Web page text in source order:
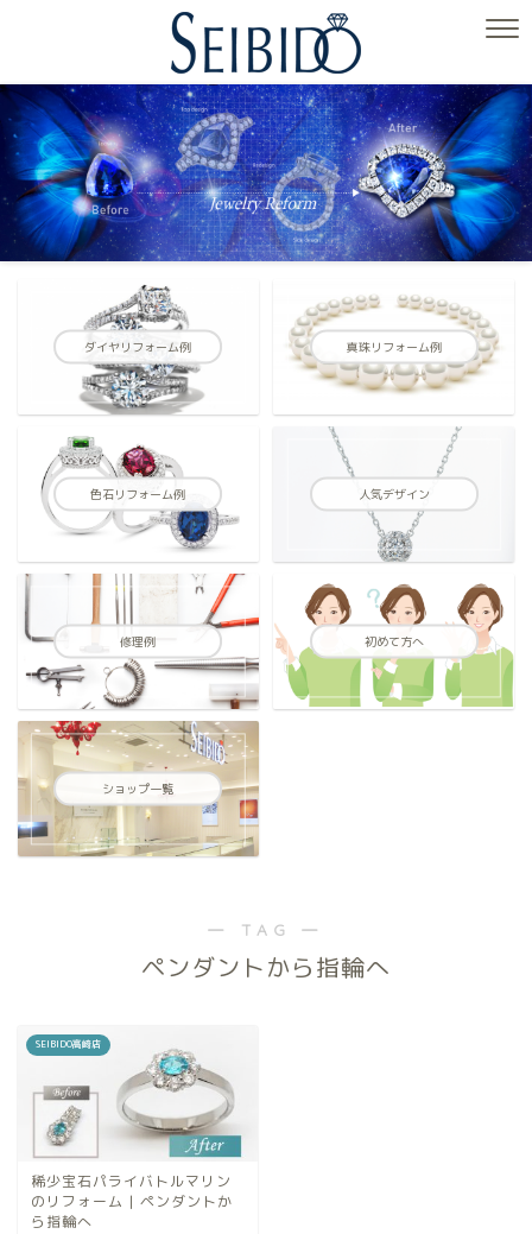
ダイヤリフォーム例 真珠リフォーム例
色石リフォーム例 人気デザイン
修理例 初めて方へ
ショップ一覧
― TAG ―
ペンダントから指輪へ
SEIBIDO高崎店
稀少宝石パライバトルマリン
のリフォーム | ペンダントか
ら指輪へ